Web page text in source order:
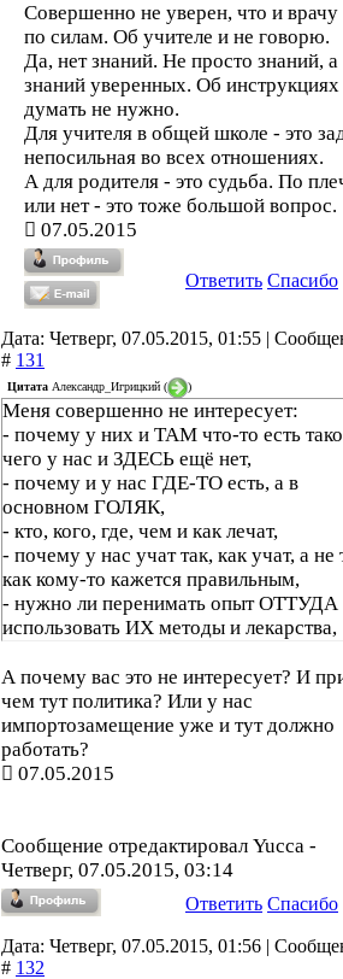
Совершенно не уверен, что и врачу
по силам. Об учителе и не говорю.
Да, нет знаний. Не просто знаний, а
знаний уверенных. Об
думать не нужно.
Для учителя в общей школе - это
непосильная во всех отношениях.
А для родителя - это судьба. По
или нет - это тоже большой вопрос.
07.05.2015
Ответить Спасибо
Дата: Четверг, 07.05.2015, 01:55 |
# 131
Цитата Александр_Игрицкий ( )
Меня совершенно не интересует:
- почему у них и ТАМ что-то есть
чего у нас и ЗДЕСЬ ещё нет,
- почему и у нас ГДЕ-ТО есть, а в
основном ГОЛЯК,
- кто, кого, где, чем и как лечат,
- почему у нас учат так, как учат, а не
как кому-то кажется правильным,
- нужно ли перенимать опыт ОТТУДА
использовать ИХ методы и лекарства,
отношение ко всему этому Путина,
Медведева, Скворцовой, Лмванова и
других министров,
- ни один частный пример, который
быть здесь приведен и
безграмотность.
А почему вас это не интересует? И
чем тут политика? Или у нас
импортозамещение уже и тут должно
работать?
07.05.2015
Сообщение отредактировал Yucca -
Четверг, 07.05.2015, 03:14
Ответить Спасибо
Дата: Четверг, 07.05.2015, 01:56 |
# 132